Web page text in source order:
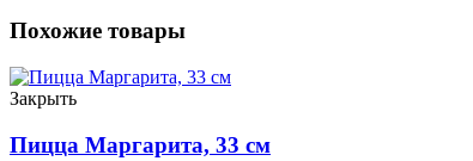
Похожие товары
Закрыть
Пицца Маргарита, 33 см